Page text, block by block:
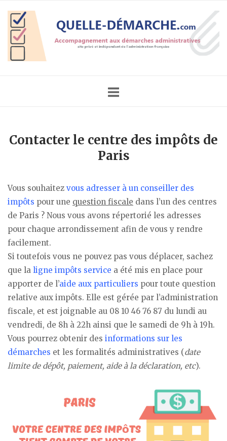
content
Home
Contacter le centre des impôts de
Paris
Vous souhaitez vous adresser à un conseiller des
impôts pour une question fiscale dans l’un des centres
de Paris ? Nous vous avons répertorié les adresses
pour chaque arrondissement afin de vous y rendre
facilement.
Si toutefois vous ne pouvez pas vous déplacer, sachez
que la ligne impôts service a été mis en place pour
apporter de l’aide aux particuliers pour toute question
relative aux impôts. Elle est gérée par l’administration
fiscale, et est joignable au 08 10 46 76 87 du lundi au
vendredi, de 8h à 22h ainsi que le samedi de 9h à 19h.
Vous pourrez obtenir des informations sur les
démarches et les formalités administratives (date
limite de dépôt, paiement, aide à la déclaration, etc).